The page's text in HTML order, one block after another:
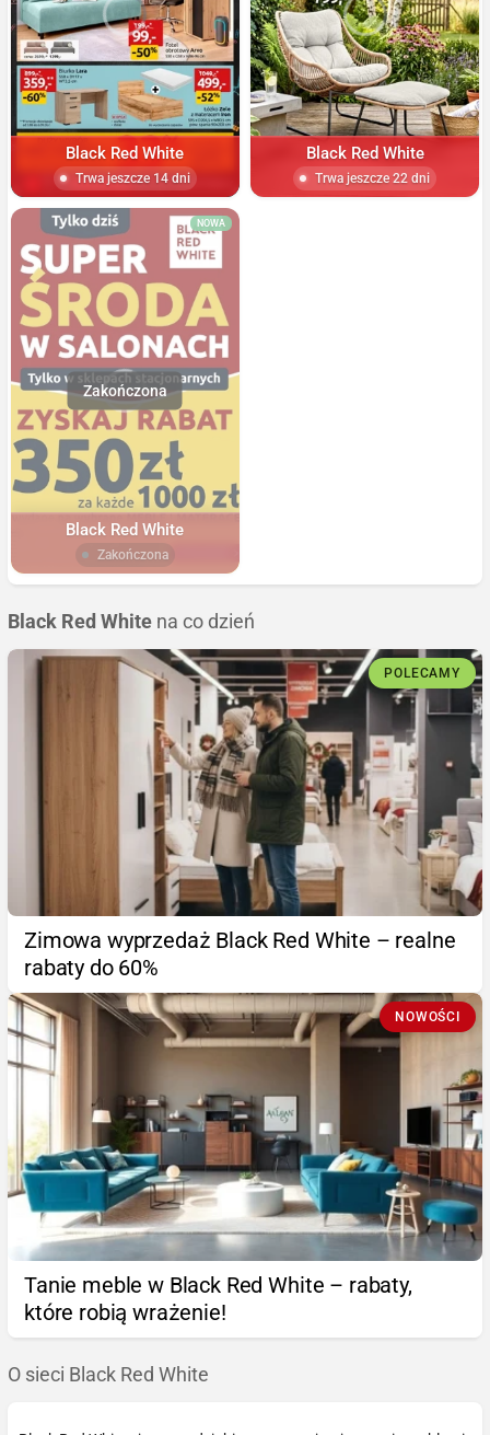
Black Red White
Trwa jeszcze 14 dni
Black Red White
Trwa jeszcze 22 dni
NOWA
Black Red White
Zakończona
Black Red White na co dzień
POLECAMY
Zimowa wyprzedaż Black Red White – realne
rabaty do 60%
NOWOŚCI
Tanie meble w Black Red White – rabaty,
które robią wrażenie!
O sieci Black Red White